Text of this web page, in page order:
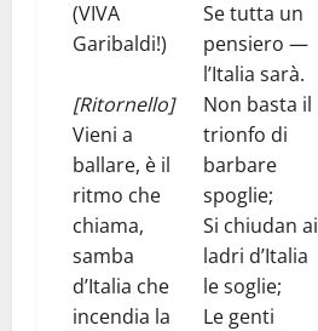
(VIVA
Garibaldi!)
[Ritornello]
Vieni a
ballare, è il
ritmo che
chiama,
samba
d’Italia che
incendia la
Se tutta un
pensiero —
l’Italia sarà.
Non basta il
trionfo di
barbare
spoglie;
Si chiudan ai
ladri d’Italia
le soglie;
Le genti